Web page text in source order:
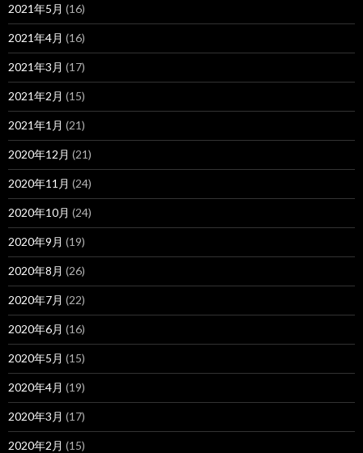
2021年5月 (16)
2021年4月 (16)
2021年3月 (17)
2021年2月 (15)
2021年1月 (21)
2020年12月 (21)
2020年11月 (24)
2020年10月 (24)
2020年9月 (19)
2020年8月 (26)
2020年7月 (22)
2020年6月 (16)
2020年5月 (15)
2020年4月 (19)
2020年3月 (17)
2020年2月 (15)